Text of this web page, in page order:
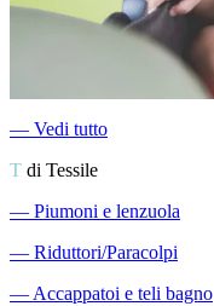
― Vedi tutto
T di Tessile
― Piumoni e lenzuola
― Riduttori/Paracolpi
―Accappatoi e teli bagno